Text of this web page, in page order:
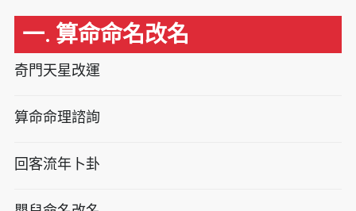
一. 算命命名改名
奇門天星改運
算命命理諮詢
回客流年卜卦